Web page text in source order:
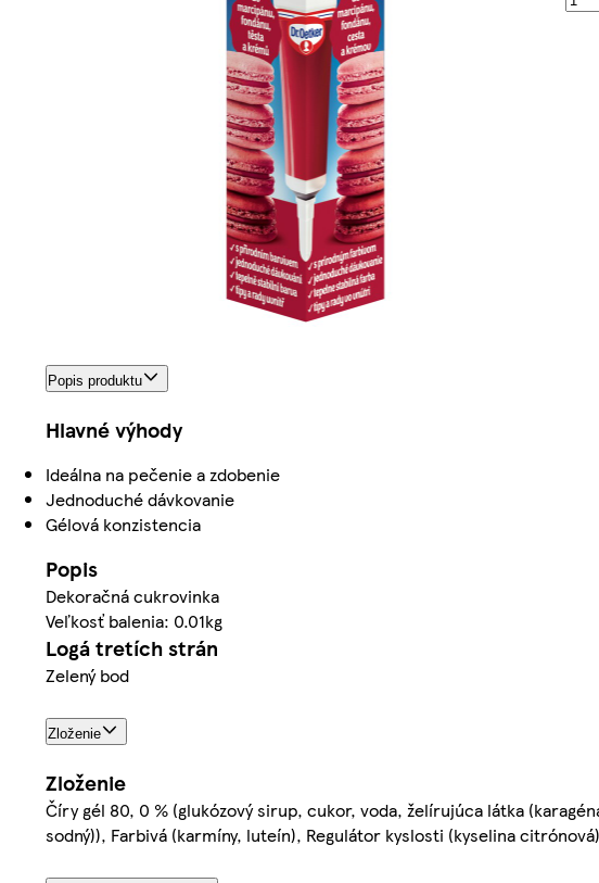
Popis produktu
Hlavné výhody
Ideálna na pečenie a zdobenie
Jednoduché dávkovanie
Gélová konzistencia
Popis
Dekoračná cukrovinka
Veľkosť balenia: 0.01kg
Logá tretích strán
Zelený bod
Zloženie
Zloženie
Číry gél 80, 0 % (glukózový sirup, cukor, voda, želírujúca látka
sodný)), Farbivá (karmíny, luteín), Regulátor kyslosti (kyselina